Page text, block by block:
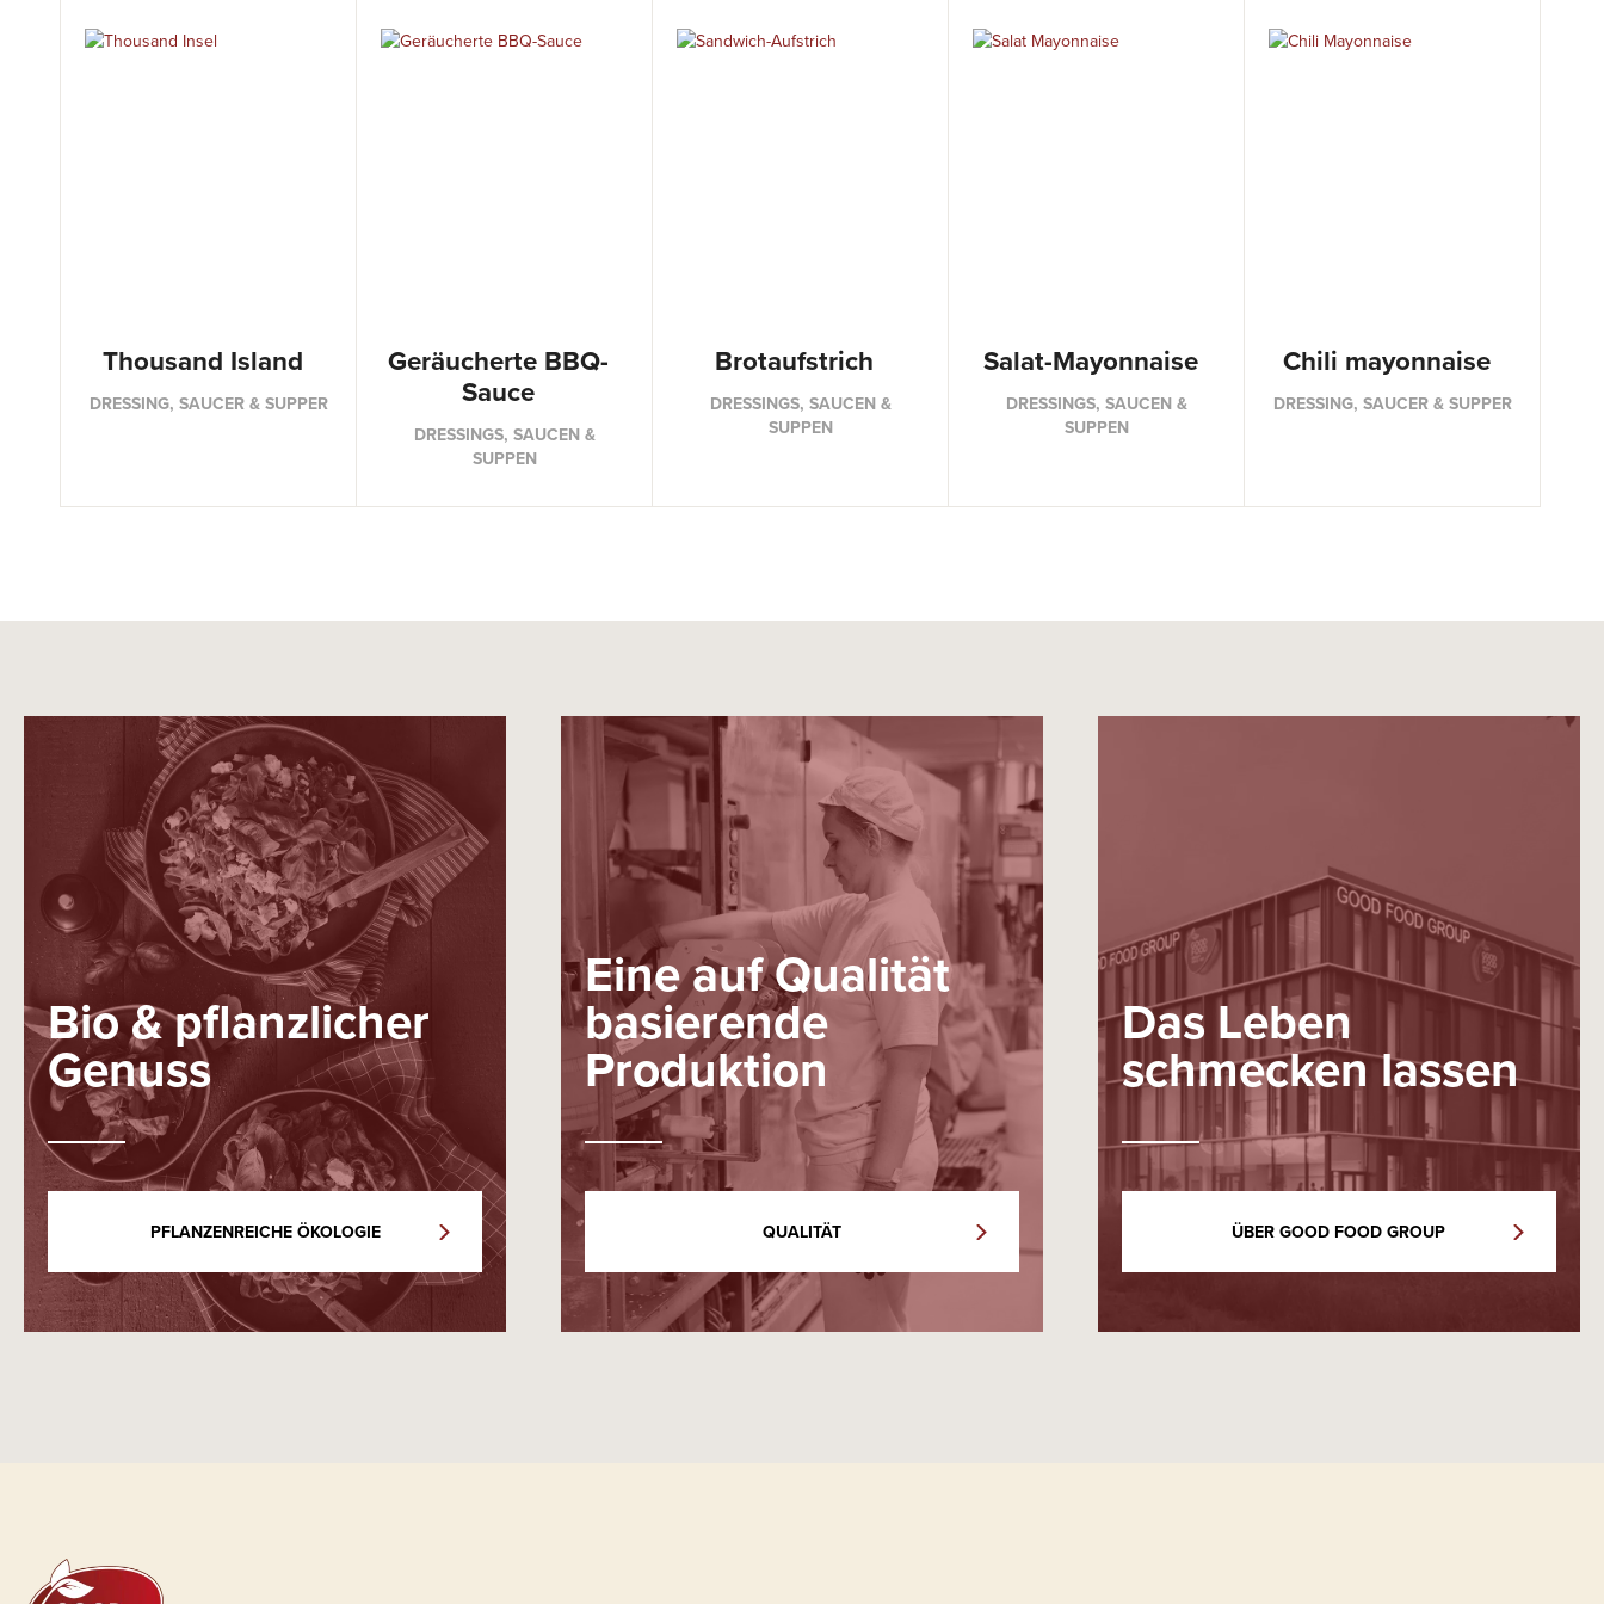
Thousand Island
DRESSING, SAUCER & SUPPER
Geräucherte BBQ-
Sauce
DRESSINGS, SAUCEN &
SUPPEN
Brotaufstrich
DRESSINGS, SAUCEN &
SUPPEN
Salat-Mayonnaise
DRESSINGS, SAUCEN &
SUPPEN
Chili mayonnaise
DRESSING, SAUCER & SUPPER
Bio & pflanzlicher
Genuss
PFLANZENREICHE ÖKOLOGIE
Eine auf Qualität
basierende
Produktion
QUALITÄT
Das Leben
schmecken lassen
ÜBER GOOD FOOD GROUP